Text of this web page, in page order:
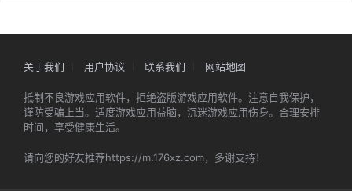
关于我们 用户协议 联系我们 网站地图
抵制不良游戏应用软件，拒绝盗版游戏应用软件。注意自我保护，
谨防受骗上当。适度游戏应用益脑，沉迷游戏应用伤身。合理安排
时间，享受健康生活。
请向您的好友推荐https://m.176xz.com，多谢支持！